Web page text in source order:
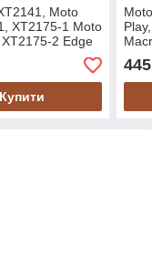
Moto
XT2175-1 Moto
2 Edge
Купити
445